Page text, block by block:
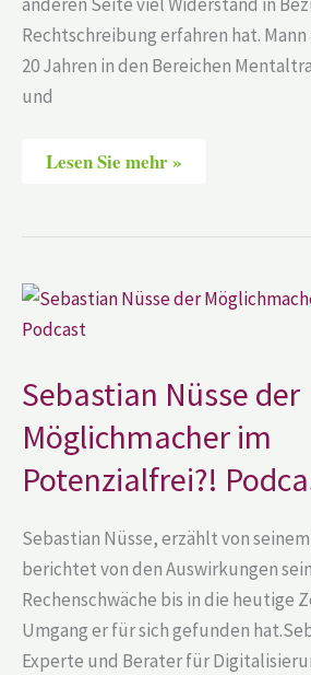
Rechtschreibung erfahren hat.
20 Jahren in den Bereichen
und
Lesen Sie mehr »
Sebastian Nüsse der
Möglichmacher im
Potenzialfrei?!
Sebastian Nüsse, erzählt von
berichtet von den Auswirkungen
Rechenschwäche bis in die heutige
Umgang er für sich gefunden
Experte und Berater für
Sebastian
Nüsse
der
Potenzialfrei?!
Podcast